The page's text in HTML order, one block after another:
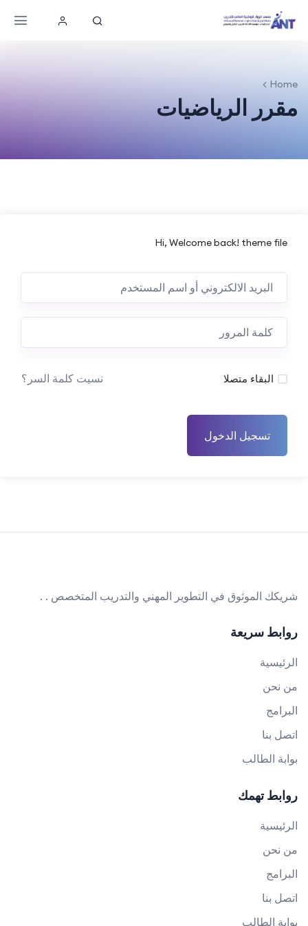
Home
مقرر الرياضيات
Hi, Welcome back! theme file
البقاء متصلا نسيت كلمة السر؟
تسجيل الدخول
شريكك الموثوق في التطوير المهني والتدريب المتخصص . .
روابط سريعة
الرئيسية
من نحن
البرامج
اتصل بنا
بوابة الطالب
روابط تهمك
الرئيسية
من نحن
البرامج
اتصل بنا
بوابة الطالب